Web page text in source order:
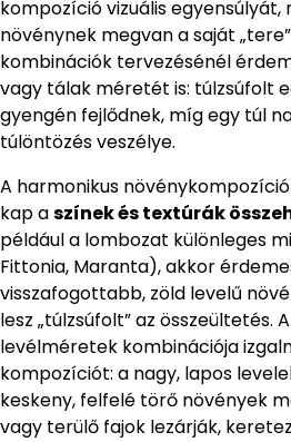
kompozíció vizuális egyensúlyát,
növénynek megvan a saját
kombinációk tervezésénél
vagy tálak méretét is: túlzsúfolt
gyengén fejlődnek, míg egy túl
túlöntözés veszélye.
A harmonikus
kap aszínek és textúrák
például a lombozat különleges
Fittonia, Maranta), akkor
visszafogottabb, zöld levelű
lesz „túlzsúfolt” az összeültetés.
levélméretek kombinációja
kompozíciót: a nagy, lapos
keskeny, felfelé törő növények
vagy terülő fajok lezárják,